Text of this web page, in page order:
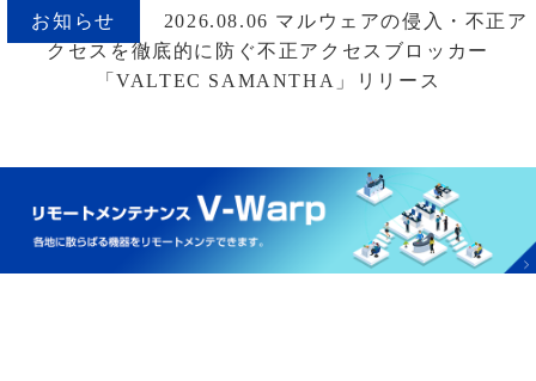
お知らせ
2026.08.06 マルウェアの侵入・不正ア
クセスを徹底的に防ぐ不正アクセスブロッカー
「VALTEC SAMANTHA」リリース